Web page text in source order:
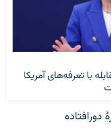
با تعرفه‌های آمریکا